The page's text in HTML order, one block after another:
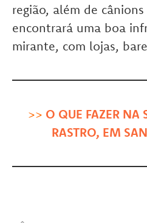
região, além de
encontrará uma boa
mirante, com lojas,
>> O QUE FAZER NA
RASTRO, EM